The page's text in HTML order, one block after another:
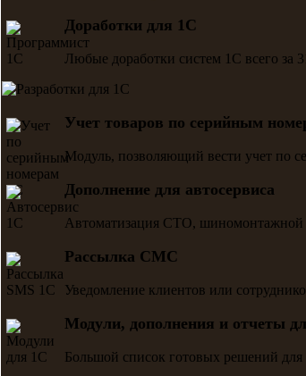
Доработки для 1С
Любые доработки систем 1С всего за
Учет товаров по серийным
Модуль, позволяющий вести учет по
Дополнение для автосервиса
Автоматизация СТО, шиномонтажной
Рассылка СМС
Уведомление клиентов или
Модули, дополнения и отчеты
Большой список готовых решений